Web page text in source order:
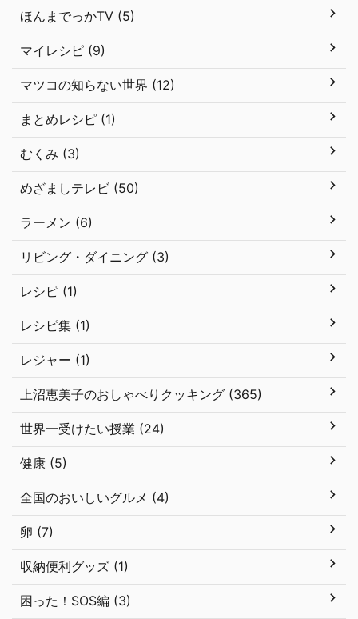
ほんまでっかTV (5)
マイレシピ (9)
マツコの知らない世界 (12)
まとめレシピ (1)
むくみ (3)
めざましテレビ (50)
ラーメン (6)
リビング・ダイニング (3)
レシピ (1)
レシピ集 (1)
レジャー (1)
上沼恵美子のおしゃべりクッキング (365)
世界一受けたい授業 (24)
健康 (5)
全国のおいしいグルメ (4)
卵 (7)
収納便利グッズ (1)
困った！SOS編 (3)